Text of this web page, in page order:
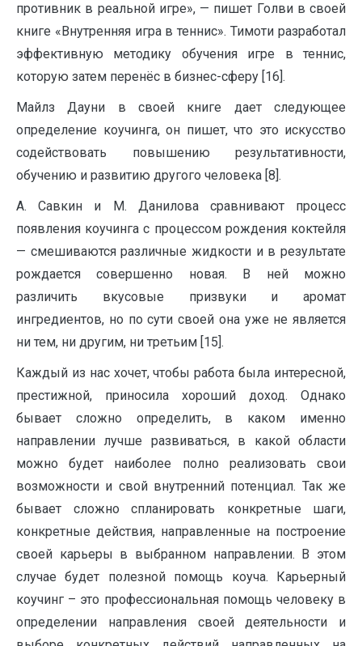
противник в реальной игре», — пишет Голви в своей
книге «Внутренняя игра в теннис». Тимоти разработал
эффективную методику обучения игре в теннис,
которую затем перенёс в бизнес-сферу [16].
Майлз Дауни в своей книге дает следующее
определение коучинга, он пишет, что это искусство
содействовать повышению результативности,
обучению и развитию другого человека [8].
А. Савкин и М. Данилова сравнивают процесс
появления коучинга с процессом рождения коктейля
— смешиваются различные жидкости и в результате
рождается совершенно новая. В ней можно
различить вкусовые призвуки и аромат
ингредиентов, но по сути своей она уже не является
ни тем, ни другим, ни третьим [15].
Каждый из нас хочет, чтобы работа была интересной,
престижной, приносила хороший доход. Однако
бывает сложно определить, в каком именно
направлении лучше развиваться, в какой области
можно будет наиболее полно реализовать свои
возможности и свой внутренний потенциал. Так же
бывает сложно спланировать конкретные шаги,
конкретные действия, направленные на построение
своей карьеры в выбранном направлении. В этом
случае будет полезной помощь коуча. Карьерный
коучинг – это профессиональная помощь человеку в
определении направления своей деятельности и